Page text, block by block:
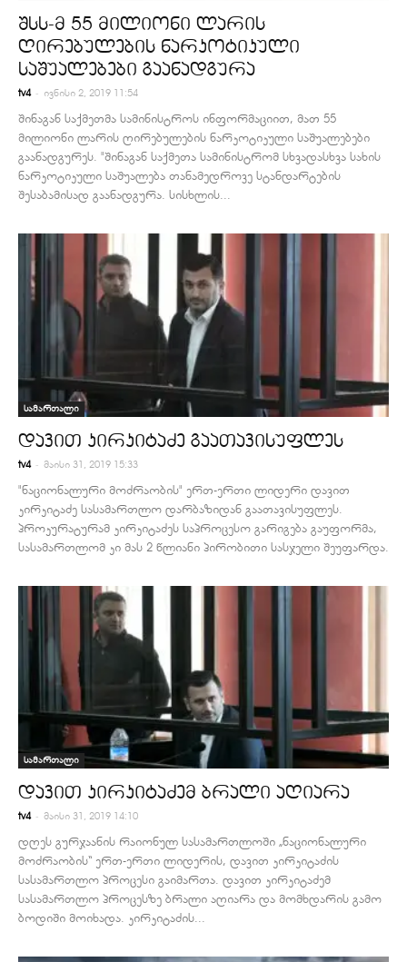
შსს-მ 55 მილიონი ლარის
ღირებულების ნარკოტიკული
საშუალებები გაანადგურა
tv4 - ივნისი 2, 2019 11:54
შინაგან საქმეთმა სამინისტროს ინფორმაციით, მათ 55
მილიონი ლარის ღირებულების ნარკოტიკული საშუალებები
გაანადგურეს. "შინაგან საქმეთა სამინისტრომ სხვადასხვა სახის
ნარკოტიკული საშუალება თანამედროვე სტანდარტების
შესაბამისად გაანადგურა. სისხლის...
სამართალი
დავით კირკიტაძე გაათავისუფლეს
tv4 - მაისი 31, 2019 15:33
"ნაციონალური მოძრაობის" ერთ-ერთი ლიდერი დავით
კირკიტაძე სასამართლო დარბაზიდან გაათავისუფლეს.
პროკურატურამ კირკიტაძეს საპროცესო გარიგება გაუფორმა,
სასამართლომ კი მას 2 წლიანი პირობითი სასჯელი შეუფარდა.
სამართალი
დავით კირკიტაძემ ბრალი აღიარა
tv4 - მაისი 31, 2019 14:10
დღეს გურჯაანის რაიონულ სასამართლოში „ნაციონალური
მოძრაობის“ ერთ-ერთი ლიდერის, დავით კირკიტაძის
სასამართლო პროცესი გაიმართა. დავით კირკიტაძემ
სასამართლო პროცესზე ბრალი აღიარა და მომხდარის გამო
ბოდიში მოიხადა. კირკიტაძის...